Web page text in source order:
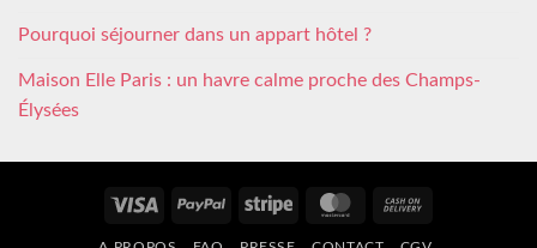
Pourquoi séjourner dans un appart hôtel ?
Maison Elle Paris : un havre calme proche des Champs-
Élysées
Visa PayPal Stripe MasterCard